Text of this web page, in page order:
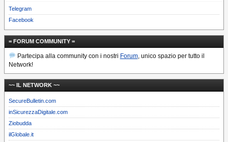
Telegram
Facebook
= FORUM COMMUNITY =
Partecipa alla community con i nostri Forum, unico spazio per tutto il
Network!
~~ IL NETWORK ~~
SecureBulletin.com
inSicurezzaDigitale.com
Ziobudda
ilGlobale.it